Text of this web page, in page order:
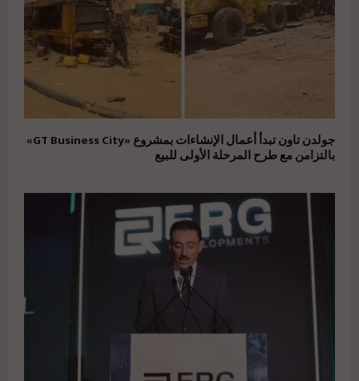
جولدن تاون تبدأ أعمال الإنشاءات بمشروع «GT Business City»
بالتزامن مع طرح المرحلة الأولى للبيع